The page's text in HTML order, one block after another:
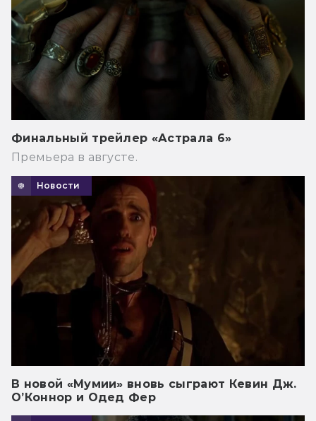
Финальный трейлер «Астрала 6»
Премьера в августе.
Новости
В новой «Мумии» вновь сыграют Кевин Дж.
О’Коннор и Одед Фер